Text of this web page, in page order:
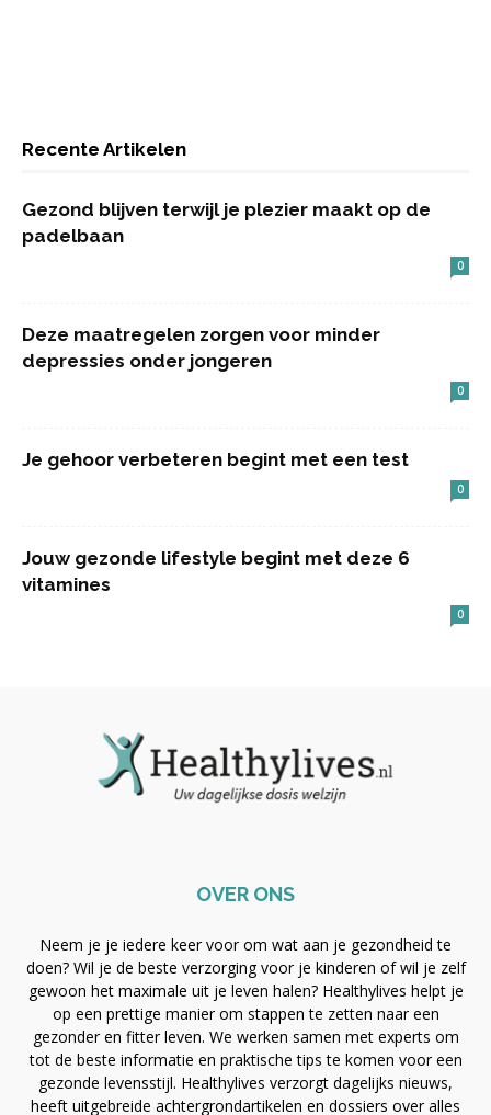
Recente Artikelen
Gezond blijven terwijl je plezier maakt op de
padelbaan
0
Deze maatregelen zorgen voor minder
depressies onder jongeren
0
Je gehoor verbeteren begint met een test
0
Jouw gezonde lifestyle begint met deze 6
vitamines
0
OVER ONS
Neem je je iedere keer voor om wat aan je gezondheid te
doen? Wil je de beste verzorging voor je kinderen of wil je zelf
gewoon het maximale uit je leven halen? Healthylives helpt je
op een prettige manier om stappen te zetten naar een
gezonder en fitter leven. We werken samen met experts om
tot de beste informatie en praktische tips te komen voor een
gezonde levensstijl. Healthylives verzorgt dagelijks nieuws,
heeft uitgebreide achtergrondartikelen en dossiers over alles